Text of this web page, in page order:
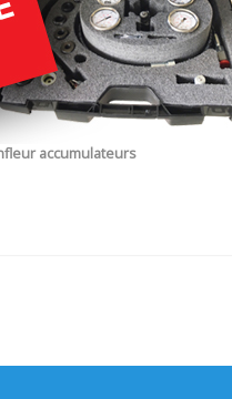
accumulateurs